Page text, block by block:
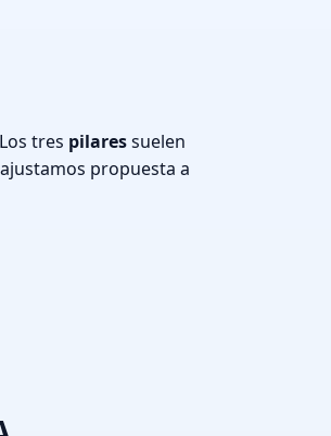
tres pilaressuelen
propuesta a